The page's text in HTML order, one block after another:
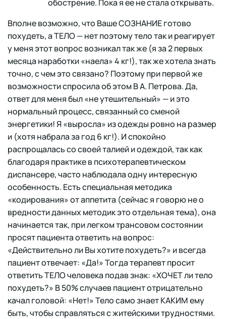
обострение. Пока я ее не стала открывать.
Вполне возможно, что Ваше СОЗНАНИЕ готово
похудеть, а ТЕЛО — нет поэтому тело так и реагирует
у меня этот вопрос возникал так же (я за 2 первых
месяца наработки «наела» 4 кг!), так же хотела знать
точно, с чем это связано? Поэтому при первой же
возможности спросила об этом В А. Петрова. Да,
ответ для меня был «не утешительный» — и это
нормальный процесс, связанный со сменой
энергетики! Я «выросла» из одежды ровно на размер
и (хотя набрала за год 6 кг!). И спокойно
распрощалась со своей талией и одеждой, так как
благодаря практике в психотерапевтическом
диспансере, часто наблюдала одну интересную
особенность. Есть специальная методика
«кодирования» от аппетита (сейчас я говорю не о
вредности данных методик это отдельная тема), она
начинается так, при легком трансовом состоянии
просят пациента ответить на вопрос:
«Действительно ли Вы хотите похудеть?» и всегда
пациент отвечает: «Да!» Тогда терапевт просит
ответить ТЕЛО человека подав знак: «ХОЧЕТ ли тело
похудеть?» В 50% случаев пациент отрицательно
качал головой: «Нет!» Тело само знает КАКИМ ему
быть, чтобы справляться с житейскими трудностями.